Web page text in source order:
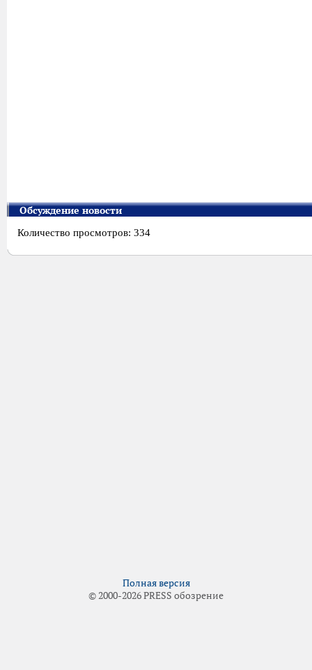
Обсуждение новости
Количество просмотров: 334
Полная версия
© 2000-2026 PRESS обозрение